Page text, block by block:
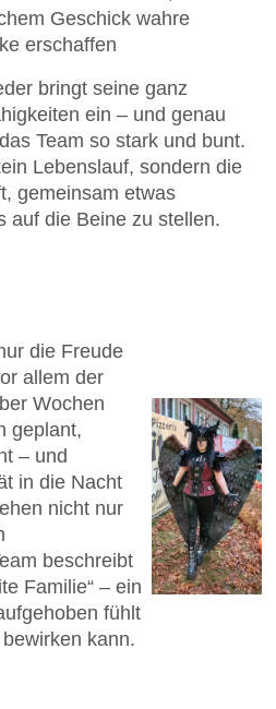
Geschick wahre
erschaffen
bringt seine ganz
ein – und genau
Team so stark und bunt.
Lebenslauf, sondern die
gemeinsam etwas
auf die Beine zu stellen.
die Freude
allem der
Wochen
geplant,
– und
in die Nacht
nicht nur
beschreibt
Familie“ – ein
fühlt
kann.